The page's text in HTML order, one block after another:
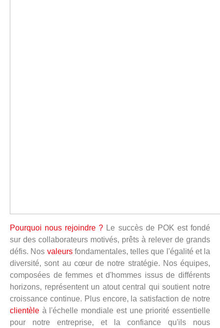
Pourquoi nous rejoindre ? Le succès de POK est fondé
sur des collaborateurs motivés, prêts à relever de grands
défis. Nos valeursfondamentales, telles que l'égalité et la
diversité, sont au cœur de notre stratégie. Nos équipes,
composées de femmes et d'hommes issus de différents
horizons, représentent un atout central qui soutient notre
croissance continue. Plus encore, la satisfaction de notre
clientèle à l'échelle mondiale est une priorité essentielle
pour notre entreprise, et la confiance qu'ils nous